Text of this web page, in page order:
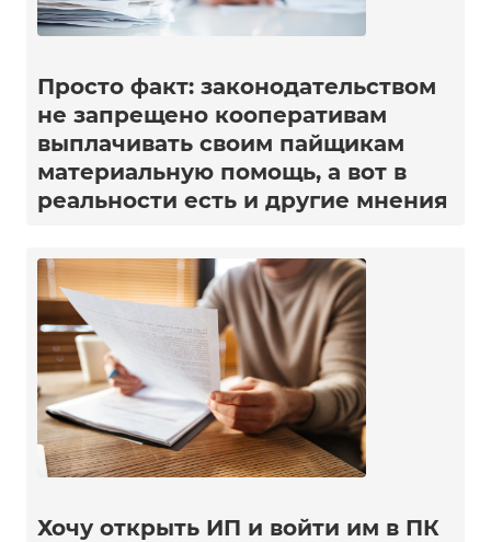
Просто факт: законодательством
не запрещено кооперативам
выплачивать своим пайщикам
материальную помощь, а вот в
реальности есть и другие мнения
Хочу открыть ИП и войти им в ПК